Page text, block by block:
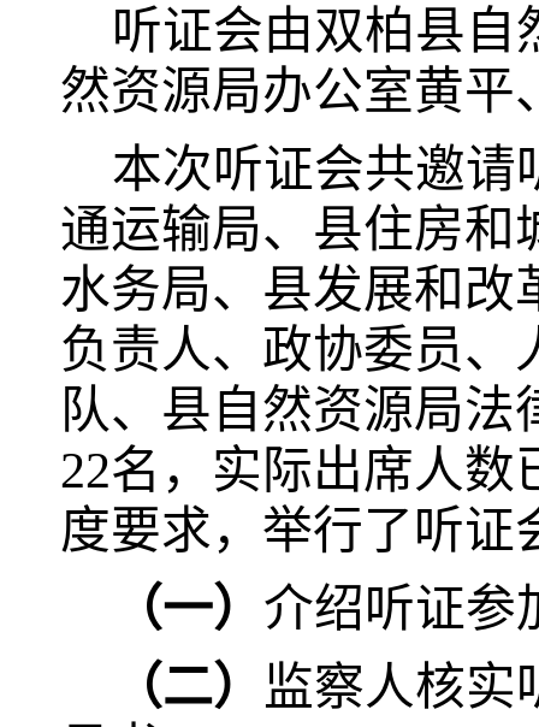
听证会由双柏县自
然资源局办公室黄平
本次听证会共邀请
通运输局、县住房和
水务局、县发展和改
负责人、政协委员、
队、县自然资源局
22名，实际出席人数
度要求，举行了听证
（一） 介绍听证参
（二）
监察人核实